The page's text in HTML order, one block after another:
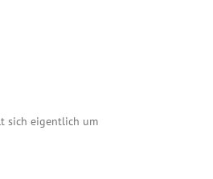
sich eigentlich um